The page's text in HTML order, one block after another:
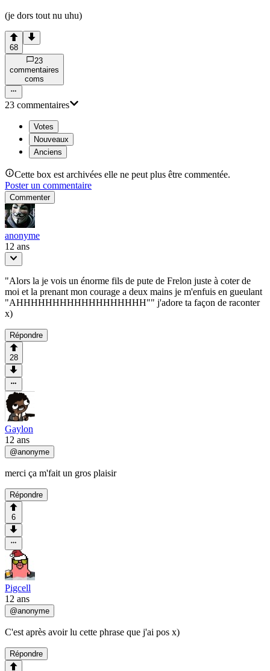
(je dors tout nu uhu)
68
23
commentaires
coms
23 commentaires
Votes
Nouveaux
Anciens
Cette box est archivées elle ne peut plus être commentée.
Poster un commentaire
Commenter
anonyme
12 ans
"Alors la je vois un énorme fils de pute de Frelon juste à coter de
moi et la prenant mon courage a deux mains je m'enfuis en gueulant
"AHHHHHHHHHHHHHHHHHH"" j'adore ta façon de raconter
x)
Répondre
28
Gaylon
12 ans
@anonyme
merci ça m'fait un gros plaisir
Répondre
6
Pigcell
12 ans
@anonyme
C'est après avoir lu cette phrase que j'ai pos x)
Répondre